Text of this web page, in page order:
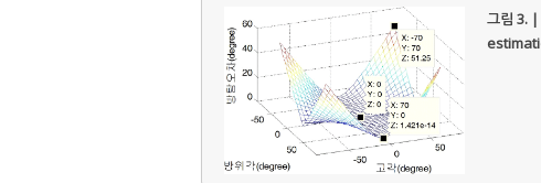
그림 3. |